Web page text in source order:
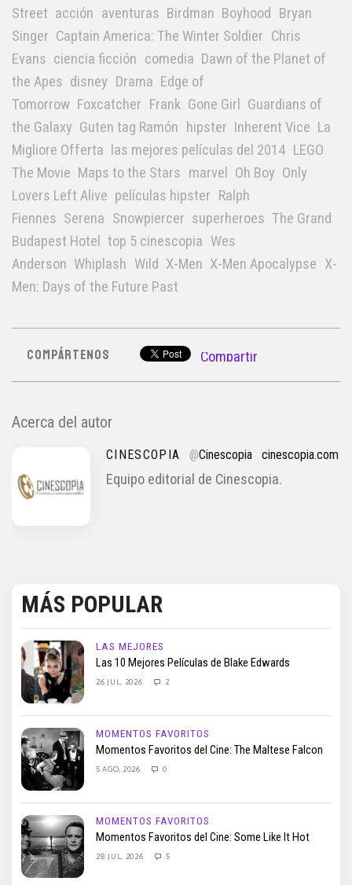
Street acción aventuras Birdman Boyhood Bryan
Singer Captain America: The Winter Soldier Chris
Evans ciencia ficción comedia Dawn of the Planet of
the Apes disney Drama Edge of
Tomorrow Foxcatcher Frank Gone Girl
Guardians of
the Galaxy Guten tag Ramón hipster Inherent Vice La
Migliore Offerta
las mejores películas del 2014 LEGO
The Movie Maps to the Stars marvel Oh Boy Only
Lovers Left Alive películas hipster Ralph
Fiennes Serena Snowpiercer superheroes The Grand
Budapest Hotel
top 5 cinescopia Wes
Anderson Whiplash Wild X-Men X-Men Apocalypse X-
Men: Days of the Future Past
COMPÁRTENOS Compartir
Acerca del autor
CINESCOPIA @Cinescopia cinescopia.com
Equipo editorial de Cinescopia.
MÁS POPULAR
LAS MEJORES
Las 10 Mejores Películas de Blake Edwards
26 JUL, 2026 2
MOMENTOS FAVORITOS
Momentos Favoritos del Cine: The Maltese Falcon
5 AGO, 2026 0
MOMENTOS FAVORITOS
Momentos Favoritos del Cine: Some Like It Hot
28 JUL, 2026 5